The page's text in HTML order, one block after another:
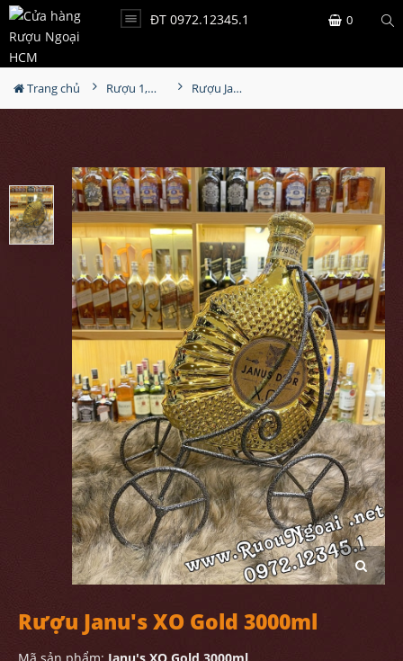
ĐT 0972.12345.1 0
Trang chủ Rượu 1,5L-2L-3L-4,5L Rượu Janu's XO Gold 3000ml
Rượu Janu's XO Gold 3000ml